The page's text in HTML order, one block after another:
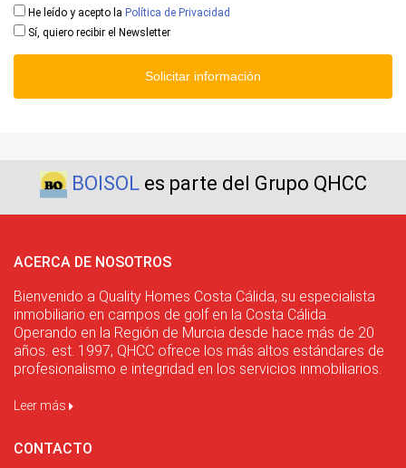
He leído y acepto la Política de Privacidad
Sí, quiero recibir el Newsletter
Solicitar información
BOISOLes parte del Grupo QHCC
ACERCA DE NOSOTROS
Bienvenido a Quality Homes Costa Cálida, su especialista
inmobiliario en campos de golf en la Costa Cálida.
Operando en la Región de Murcia desde hace más de 20
años. est. 1997, QHCC ofrece los más altos estándares de
profesionalismo e integridad en los servicios inmobiliarios.
Leer más
CONTACTO